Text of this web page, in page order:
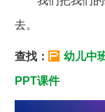
去。
查找： 幼儿中
PPT课件